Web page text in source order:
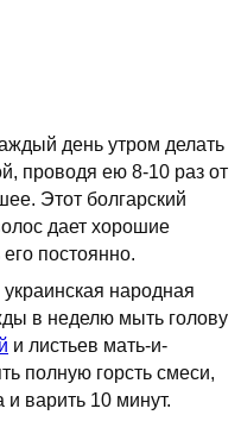
день утром делать
проводя ею 8-10 раз от
Этот болгарский
дает хорошие
постоянно.
народная
в неделю мыть голову
и листьев мать-и-
полную горсть смеси,
и варить 10 минут.